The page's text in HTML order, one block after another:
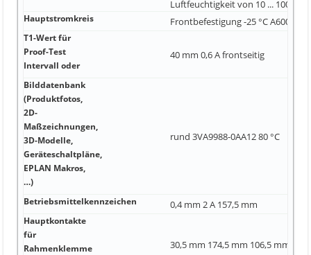
Luftfeuchtigkeit von 10 ... 100 kA 3
Hauptstromkreis Frontbefestigung -25 °C A600 /
T1-Wert für
Proof-Test
Intervall oder
40 mm 0,6 A frontseitig
Bilddatenbank
(Produktfotos,
2D-
Maßzeichnungen,
3D-Modelle,
Geräteschaltpläne,
EPLAN Makros,
…)
rund 3VA9988-0AA12 80 °C
Betriebsmittelkennzeichen 0,4 mm 2 A 157,5 mm
Hauptkontakte
für
Rahmenklemme
30,5 mm 174,5 mm 106,5 mm